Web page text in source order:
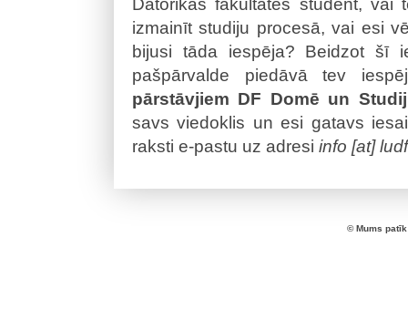
Datorikas fakultātes student,
izmainīt studiju procesā, vai esi
bijusi tāda iespēja? Beidzot šī
pašpārvalde piedāvā tev
pārstāvjiem DF Domē un
savs viedoklis un esi gatavs
raksti e-pastu uz adresi info [at]
© Mums